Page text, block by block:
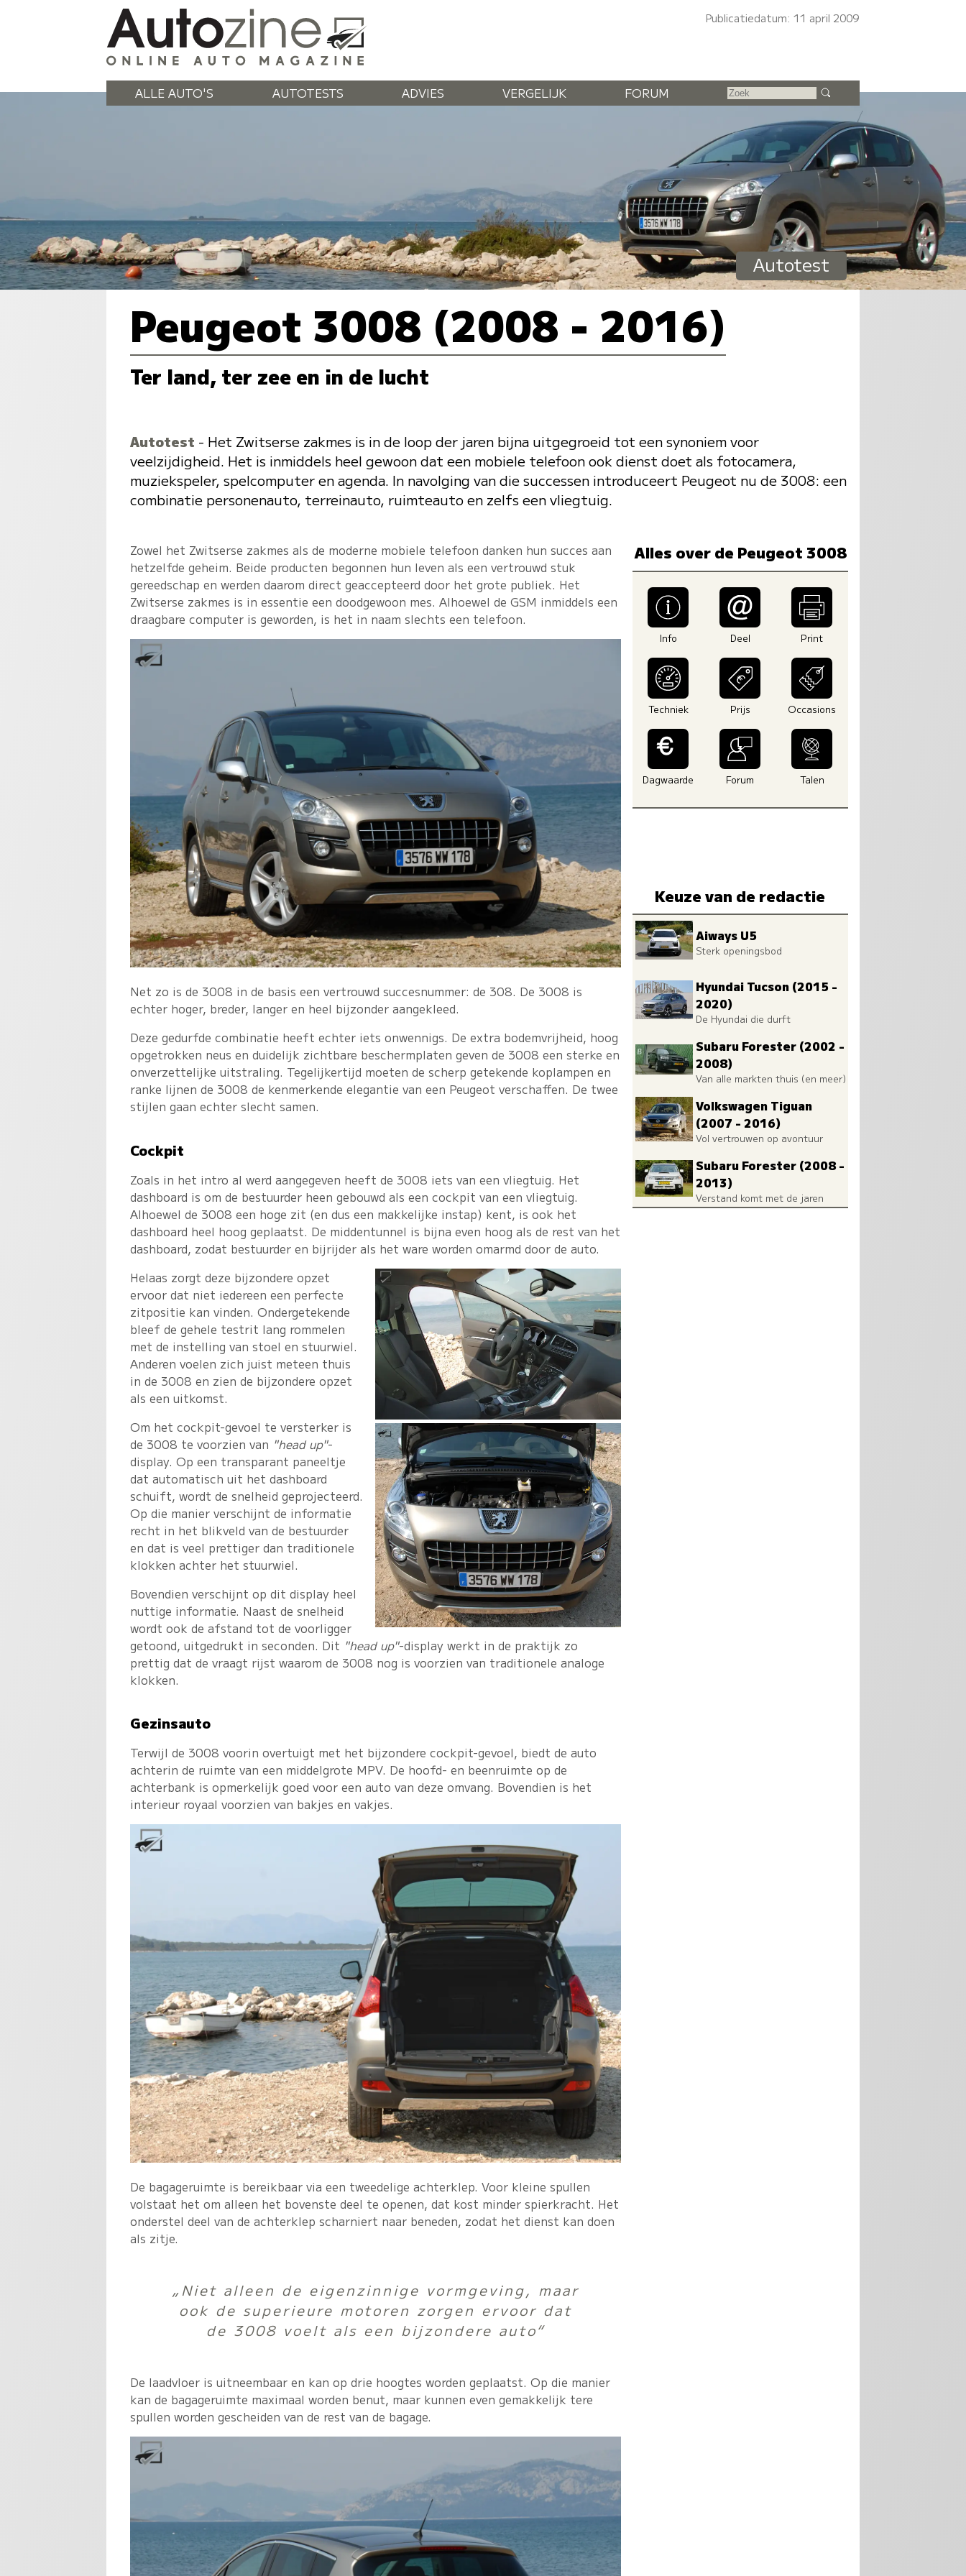
Publicatiedatum: 11 april 2009
ALLE AUTO'S AUTOTESTS ADVIES VERGELIJK FORUM
Autotest
Peugeot 3008 (2008 - 2016)
Ter land, ter zee en in de lucht
Autotest - Het Zwitserse zakmes is in de loop der jaren bijna uitgegroeid tot een synoniem voor
veelzijdigheid. Het is inmiddels heel gewoon dat een mobiele telefoon ook dienst doet als fotocamera,
muziekspeler, spelcomputer en agenda. In navolging van die successen introduceert Peugeot nu de 3008: een
combinatie personenauto, terreinauto, ruimteauto en zelfs een vliegtuig.
Zowel het Zwitserse zakmes als de moderne mobiele telefoon danken hun succes aan
hetzelfde geheim. Beide producten begonnen hun leven als een vertrouwd stuk
gereedschap en werden daarom direct geaccepteerd door het grote publiek. Het
Zwitserse zakmes is in essentie een doodgewoon mes. Alhoewel de GSM inmiddels een
draagbare computer is geworden, is het in naam slechts een telefoon.
Net zo is de 3008 in de basis een vertrouwd succesnummer: de 308. De 3008 is
echter hoger, breder, langer en heel bijzonder aangekleed.
Deze gedurfde combinatie heeft echter iets onwennigs. De extra bodemvrijheid, hoog
opgetrokken neus en duidelijk zichtbare beschermplaten geven de 3008 een sterke en
onverzettelijke uitstraling. Tegelijkertijd moeten de scherp getekende koplampen en
ranke lijnen de 3008 de kenmerkende elegantie van een Peugeot verschaffen. De twee
stijlen gaan echter slecht samen.
Cockpit
Zoals in het intro al werd aangegeven heeft de 3008 iets van een vliegtuig. Het
dashboard is om de bestuurder heen gebouwd als een cockpit van een vliegtuig.
Alhoewel de 3008 een hoge zit (en dus een makkelijke instap) kent, is ook het
dashboard heel hoog geplaatst. De middentunnel is bijna even hoog als de rest van het
dashboard, zodat bestuurder en bijrijder als het ware worden omarmd door de auto.
Helaas zorgt deze bijzondere opzet
ervoor dat niet iedereen een perfecte
zitpositie kan vinden. Ondergetekende
bleef de gehele testrit lang rommelen
met de instelling van stoel en stuurwiel.
Anderen voelen zich juist meteen thuis
in de 3008 en zien de bijzondere opzet
als een uitkomst.
Om het cockpit-gevoel te versterker is
de 3008 te voorzien van "head up"-
display. Op een transparant paneeltje
dat automatisch uit het dashboard
schuift, wordt de snelheid geprojecteerd.
Op die manier verschijnt de informatie
recht in het blikveld van de bestuurder
en dat is veel prettiger dan traditionele
klokken achter het stuurwiel.
Bovendien verschijnt op dit display heel
nuttige informatie. Naast de snelheid
wordt ook de afstand tot de voorligger
getoond, uitgedrukt in seconden. Dit "head up"-display werkt in de praktijk zo
prettig dat de vraagt rijst waarom de 3008 nog is voorzien van traditionele analoge
klokken.
Gezinsauto
Terwijl de 3008 voorin overtuigt met het bijzondere cockpit-gevoel, biedt de auto
achterin de ruimte van een middelgrote MPV. De hoofd- en beenruimte op de
achterbank is opmerkelijk goed voor een auto van deze omvang. Bovendien is het
interieur royaal voorzien van bakjes en vakjes.
De bagageruimte is bereikbaar via een tweedelige achterklep. Voor kleine spullen
volstaat het om alleen het bovenste deel te openen, dat kost minder spierkracht. Het
onderstel deel van de achterklep scharniert naar beneden, zodat het dienst kan doen
als zitje.
„Niet alleen de eigenzinnige vormgeving, maar
ook de superieure motoren zorgen ervoor dat
de 3008 voelt als een bijzondere auto“
De laadvloer is uitneembaar en kan op drie hoogtes worden geplaatst. Op die manier
kan de bagageruimte maximaal worden benut, maar kunnen even gemakkelijk tere
spullen worden gescheiden van de rest van de bagage.
Alles over de Peugeot 3008
Info Deel Print
Techniek Prijs Occasions
Dagwaarde Forum Talen
Keuze van de redactie
Aiways U5
Sterk openingsbod
Hyundai Tucson (2015 -
2020)
De Hyundai die durft
Subaru Forester (2002 -
2008)
Van alle markten thuis (en meer)
Volkswagen Tiguan
(2007 - 2016)
Vol vertrouwen op avontuur
Subaru Forester (2008 -
2013)
Verstand komt met de jaren